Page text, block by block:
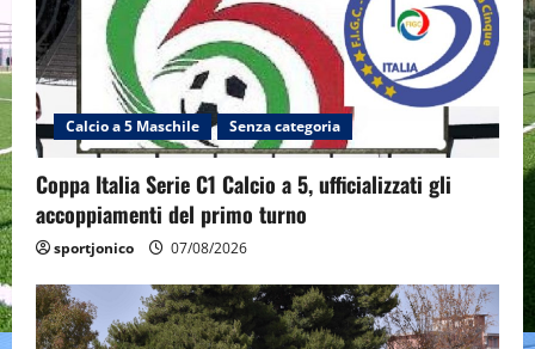
Calcio a 5 Maschile Senza categoria
Coppa Italia Serie C1 Calcio a 5, ufficializzati gli
accoppiamenti del primo turno
sportjonico 07/08/2026